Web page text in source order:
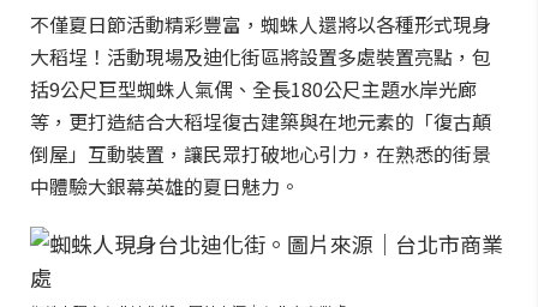
不僅夏日節活動精彩豐富，蜘蛛人還將以各種形式現身
大稻埕！活動現場及迪化街區將設置多處裝置亮點，包
括9公尺巨型蜘蛛人氣偶、全長180公尺主題水岸光廊
等，更打造結合大稻埕復古建築與在地元素的「復古顛
倒屋」互動裝置，讓民眾打破地心引力，在熟悉的街景
中體驗大銀幕英雄的夏日魅力。